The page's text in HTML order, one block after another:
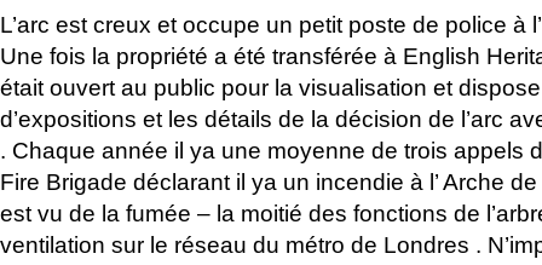
L’arc est creux et occupe un petit poste de police à
Une fois la propriété a été transférée à English
était ouvert au public pour la visualisation et
d’expositions et les détails de la décision de l’arc
. Chaque année il ya une moyenne de trois appels
Fire Brigade déclarant il ya un incendie à l’ Arche
est vu de la fumée – la moitié des fonctions de
ventilation sur le réseau du métro de Londres .